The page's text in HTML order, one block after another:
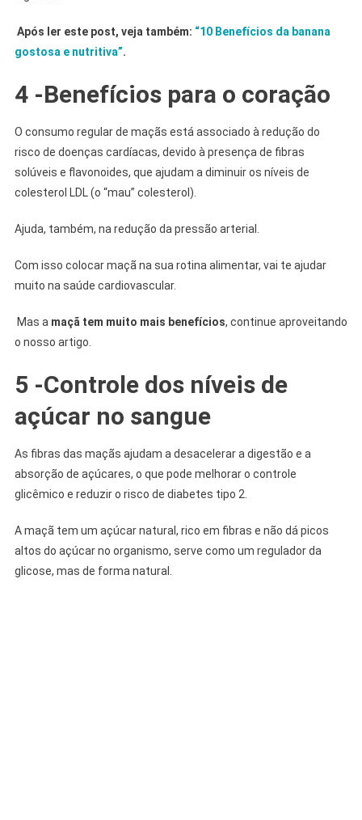
Após ler este post, veja também: “10 Benefícios da banana
gostosa e nutritiva”.
4 -Benefícios para o coração
O consumo regular de maçãs está associado à redução do
risco de doenças cardíacas, devido à presença de fibras
solúveis e flavonoides, que ajudam a diminuir os níveis de
colesterol LDL (o “mau” colesterol).
Ajuda, também, na redução da pressão arterial.
Com isso colocar maçã na sua rotina alimentar, vai te ajudar
muito na saúde cardiovascular.
Mas a maçã tem muito mais benefícios, continue aproveitando
o nosso artigo.
5 -Controle dos níveis de
açúcar no sangue
As fibras das maçãs ajudam a desacelerar a digestão e a
absorção de açúcares, o que pode melhorar o controle
glicêmico e reduzir o risco de diabetes tipo 2.
A maçã tem um açúcar natural, rico em fibras e não dá picos
altos do açúcar no organismo, serve como um regulador da
glicose, mas de forma natural.